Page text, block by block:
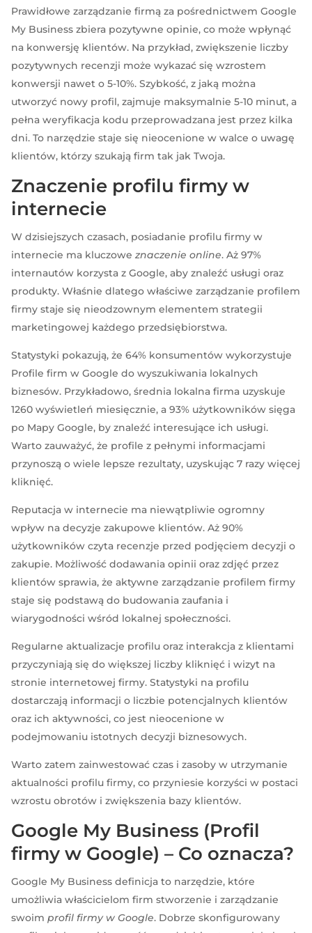
Prawidłowe zarządzanie firmą za pośrednictwem Google
My Business zbiera pozytywne opinie, co może wpłynąć
na konwersję klientów. Na przykład, zwiększenie liczby
pozytywnych recenzji może wykazać się wzrostem
konwersji nawet o 5-10%. Szybkość, z jaką można
utworzyć nowy profil, zajmuje maksymalnie 5-10 minut, a
pełna weryfikacja kodu przeprowadzana jest przez kilka
dni. To narzędzie staje się nieocenione w walce o uwagę
klientów, którzy szukają firm tak jak Twoja.
Znaczenie profilu firmy w
internecie
W dzisiejszych czasach, posiadanie profilu firmy w
internecie ma kluczoweznaczenie online. Aż 97%
internautów korzysta z Google, aby znaleźć usługi oraz
produkty. Właśnie dlatego właściwe zarządzanie profilem
firmy staje się nieodzownym elementem strategii
marketingowej każdego przedsiębiorstwa.
Statystyki pokazują, że 64% konsumentów wykorzystuje
Profile firm w Google do wyszukiwania lokalnych
biznesów. Przykładowo, średnia lokalna firma uzyskuje
1260 wyświetleń miesięcznie, a 93% użytkowników sięga
po Mapy Google, by znaleźć interesujące ich usługi.
Warto zauważyć, że profile z pełnymi informacjami
przynoszą o wiele lepsze rezultaty, uzyskując 7 razy więcej
kliknięć.
Reputacja w internecie ma niewątpliwie ogromny
wpływ na decyzje zakupowe klientów. Aż 90%
użytkowników czyta recenzje przed podjęciem decyzji o
zakupie. Możliwość dodawania opinii oraz zdjęć przez
klientów sprawia, że aktywne zarządzanie profilem firmy
staje się podstawą do budowania zaufania i
wiarygodności wśród lokalnej społeczności.
Regularne aktualizacje profilu oraz interakcja z klientami
przyczyniają się do większej liczby kliknięć i wizyt na
stronie internetowej firmy. Statystyki na profilu
dostarczają informacji o liczbie potencjalnych klientów
oraz ich aktywności, co jest nieocenione w
podejmowaniu istotnych decyzji biznesowych.
Warto zatem zainwestować czas i zasoby w utrzymanie
aktualności profilu firmy, co przyniesie korzyści w postaci
wzrostu obrotów i zwiększenia bazy klientów.
Google My Business (Profil
firmy w Google) – Co oznacza?
Google My Business definicja to narzędzie, które
umożliwia właścicielom firm stworzenie i zarządzanie
swoimprofil firmy w Google. Dobrze skonfigurowany